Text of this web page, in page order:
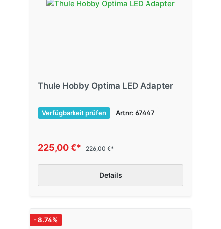
Thule Hobby Optima LED Adapter
Verfügbarkeit prüfen Artnr: 67447
225,00 €* 226,00 €*
Details
- 8.74%